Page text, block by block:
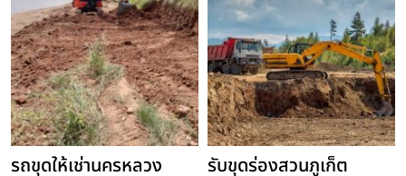
รถขุดให้เช่านครหลวง
รับขุดร่องสวนภูเก็ต